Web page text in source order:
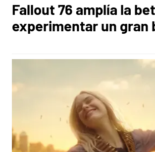
Fallout 76 amplía la
experimentar un gran